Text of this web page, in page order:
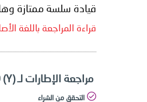
قيادة سلسة ممتازة
قراءة المراجعة باللغة
مراجعة الإطارات لـ Yokohama ADVAN SPORT V105 255/35 R20 (Y)
التحقق من الشراء